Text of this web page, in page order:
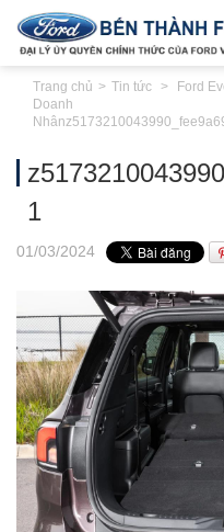
Trang chủ Tin tức
Ford
Doanh
Nhân
1
01/03/2024